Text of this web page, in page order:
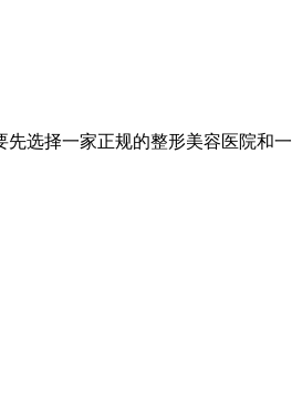
选择一家正规的整形美容医院和